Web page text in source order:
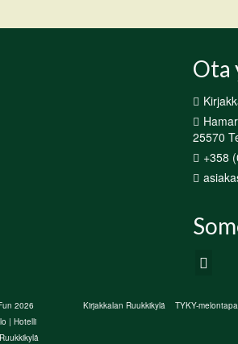
Ota
25570
+358
Kirjakkalan Ruukkikylä TYKY-
2026
| Hotelli